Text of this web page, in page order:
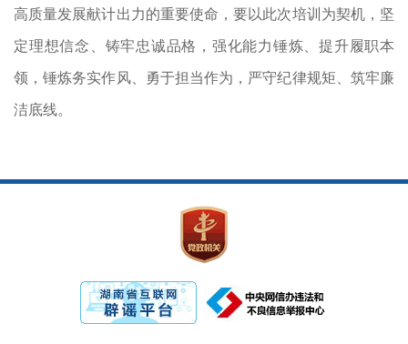
高质量发展献计出力的重要使命，要以此次培训为契机，坚
定理想信念、铸牢忠诚品格，强化能力锤炼、提升履职本
领，锤炼务实作风、勇于担当作为，严守纪律规矩、筑牢廉
洁底线。